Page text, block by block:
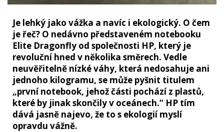
Je lehký jako vážka a navíc i ekologický. O čem
je řeč? O nedávno představeném notebooku
Elite Dragonfly od společnosti HP, který je
revoluční hned v několika směrech. Vedle
neuvěřitelně nízké váhy, která nedosahuje ani
jednoho kilogramu, se může pyšnit titulem
„první notebook, jehož části pochází z plastů,
které by jinak skončily v oceánech.“ HP tím
dává jasně najevo, že to s ekologií myslí
opravdu vážně.